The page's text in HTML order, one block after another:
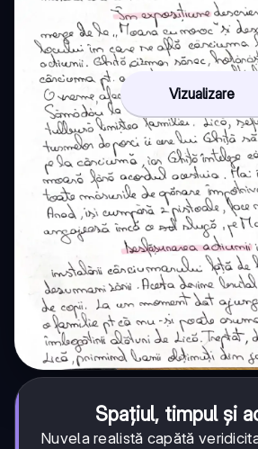
Vizualizare
Spațiul, timpul și
Nuvela realistă capătă